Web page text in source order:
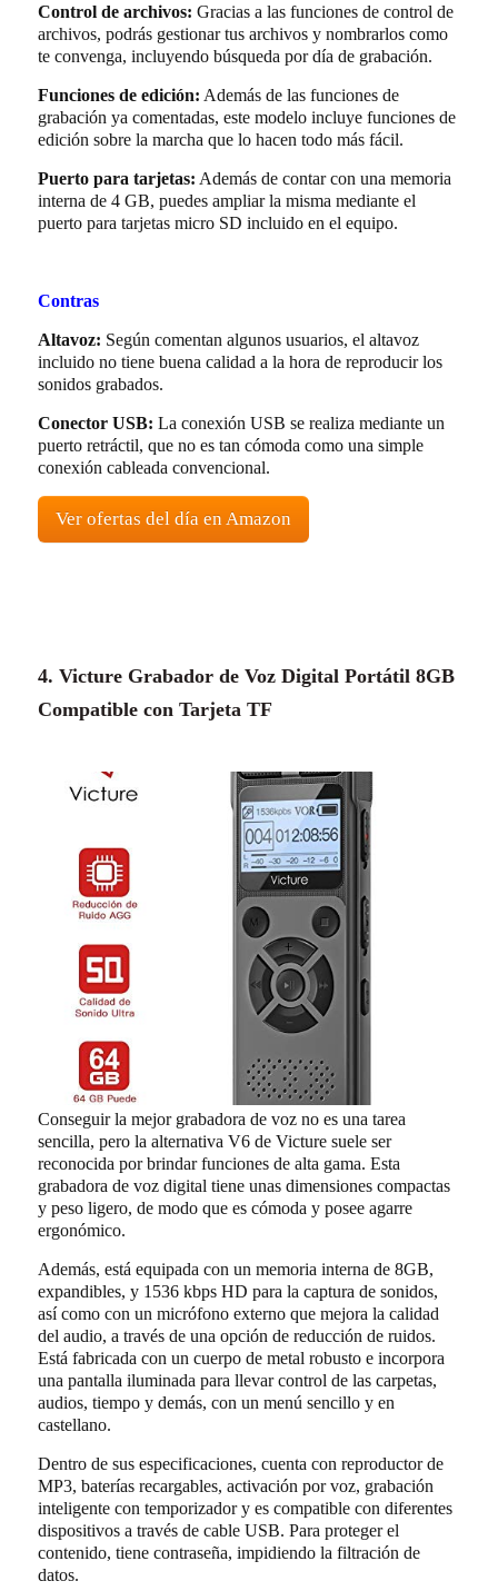
Control de archivos: Gracias a las funciones de control de
archivos, podrás gestionar tus archivos y nombrarlos como
te convenga, incluyendo búsqueda por día de grabación.
Funciones de edición: Además de las funciones de
grabación ya comentadas, este modelo incluye funciones de
edición sobre la marcha que lo hacen todo más fácil.
Puerto para tarjetas: Además de contar con una memoria
interna de 4 GB, puedes ampliar la misma mediante el
puerto para tarjetas micro SD incluido en el equipo.
Contras
Altavoz: Según comentan algunos usuarios, el altavoz
incluido no tiene buena calidad a la hora de reproducir los
sonidos grabados.
Conector USB: La conexión USB se realiza mediante un
puerto retráctil, que no es tan cómoda como una simple
conexión cableada convencional.
Ver ofertas del día en Amazon
4. Victure Grabador de Voz Digital Portátil 8GB
Compatible con Tarjeta TF
Conseguir la mejor grabadora de voz no es una tarea
sencilla, pero la alternativa V6 de Victure suele ser
reconocida por brindar funciones de alta gama. Esta
grabadora de voz digital tiene unas dimensiones compactas
y peso ligero, de modo que es cómoda y posee agarre
ergonómico.
Además, está equipada con un memoria interna de 8GB,
expandibles, y 1536 kbps HD para la captura de sonidos,
así como con un micrófono externo que mejora la calidad
del audio, a través de una opción de reducción de ruidos.
Está fabricada con un cuerpo de metal robusto e incorpora
una pantalla iluminada para llevar control de las carpetas,
audios, tiempo y demás, con un menú sencillo y en
castellano.
Dentro de sus especificaciones, cuenta con reproductor de
MP3, baterías recargables, activación por voz, grabación
inteligente con temporizador y es compatible con diferentes
dispositivos a través de cable USB. Para proteger el
contenido, tiene contraseña, impidiendo la filtración de
datos.